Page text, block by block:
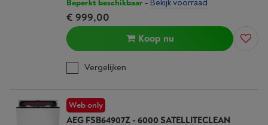
Beperkt beschikbaar- Bekijk voorraad
€ 999,00
Koop nu
Vergelijken
Web only
AEG FSB64907Z - 6000 SATELLITECLEAN